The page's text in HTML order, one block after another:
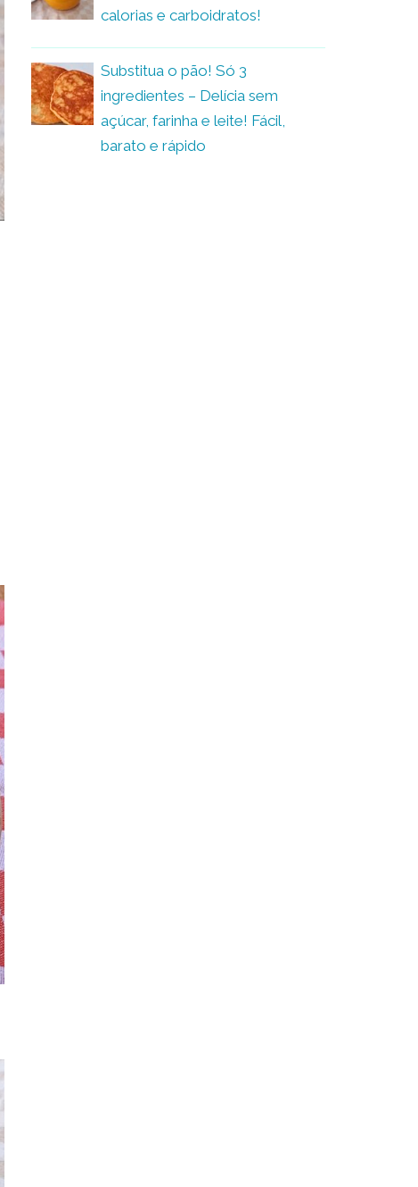
calorias e carboidratos!
Substitua o pão! Só 3
ingredientes – Delícia sem
açúcar, farinha e leite! Fácil,
barato e rápido